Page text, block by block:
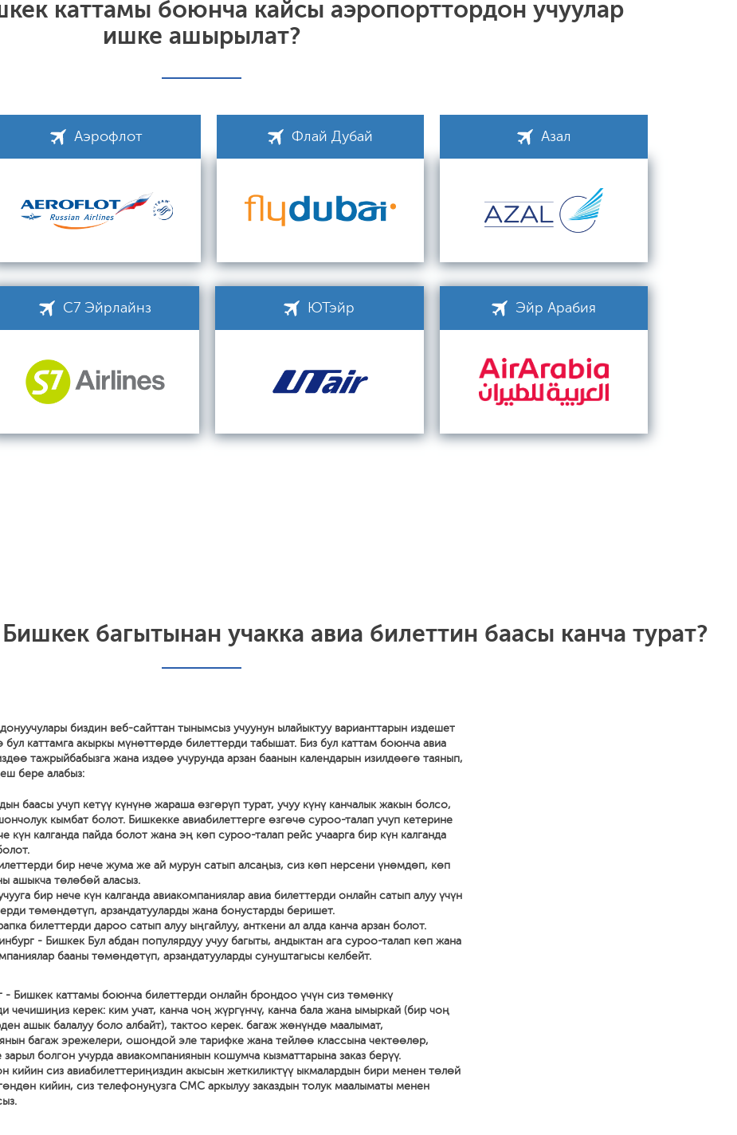
каттамы боюнча кайсы аэропорттордон учуулар
ишке ашырылат?
Аэрофлот Флай Дубай Азал
С7 Эйрлайнз ЮТэйр Эйр Арабия
багытынан учакка авиа билеттин баасы канча турат?
биздин веб-сайттан тынымсыз учуунун ылайыктуу варианттарын издешет
бул каттамга акыркы мүнөттөрдө билеттерди табышат. Биз бул каттам боюнча авиа
тажрыйбабызга жана издөө учурунда арзан баанын календарын изилдөөгө таянып,
бере алабыз:
баасы учуп кетүү күнүнө жараша өзгөрүп турат, учуу күнү канчалык жакын болсо,
кымбат болот. Бишкекке авиабилеттерге өзгөчө суроо-талап учуп кетерине
күн калганда пайда болот жана эң көп суроо-талап рейс учаарга бир күн калганда
бир нече жума же ай мурун сатып алсаңыз, сиз көп нерсени үнөмдөп, көп
ашыкча төлөбөй аласыз.
бир нече күн калганда авиакомпаниялар авиа билеттерди онлайн сатып алуу үчүн
төмөндөтүп, арзандатууларды жана бонустарды беришет.
билеттерди дароо сатып алуу ыңгайлуу, анткени ал алда канча арзан болот.
- Бишкек Бул абдан популярдуу учуу багыты, андыктан ага суроо-талап көп жана
бааны төмөндөтүп, арзандатууларды сунуштагысы келбейт.
- Бишкек каттамы боюнча билеттерди онлайн брондоо үчүн сиз төмөнкү
чечишиңиз керек: ким учат, канча чоң жүргүнчү, канча бала жана ымыркай (бир чоң
ашык балалуу боло албайт), тактоо керек. багаж жөнүндө маалымат,
багаж эрежелери, ошондой эле тарифке жана тейлөө классына чектөөлөр,
болгон учурда авиакомпаниянын кошумча кызматтарына заказ берүү.
кийин сиз авиабилеттериңиздин акысын жеткиликтүү ыкмалардын бири менен төлөй
кийин, сиз телефонуңузга СМС аркылуу заказдын толук маалыматы менен